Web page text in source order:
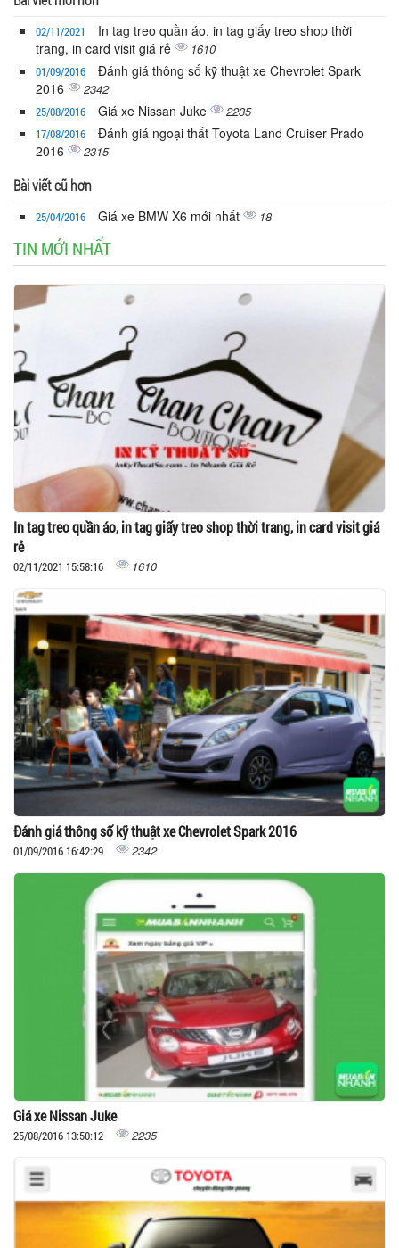
02/11/2021
In tag treo quần áo, in tag giấy treo shop thời
trang, in card visit giá rẻ
1610
01/09/2016
Đánh giá thông số kỹ thuật xe Chevrolet Spark
2016
2342
25/08/2016 Giá xe Nissan Juke 2235
17/08/2016
Đánh giá ngoại thất Toyota Land Cruiser Prado
2016
2315
Bài viết cũ hơn
25/04/2016 Giá xe BMW X6 mới nhất 18
TIN MỚI NHẤT
In tag treo quần áo, in tag giấy treo shop thời trang, in card visit giá
rẻ
02/11/2021 15:58:16 1610
Đánh giá thông số kỹ thuật xe Chevrolet Spark 2016
01/09/2016 16:42:29 2342
Giá xe Nissan Juke
25/08/2016 13:50:12 2235